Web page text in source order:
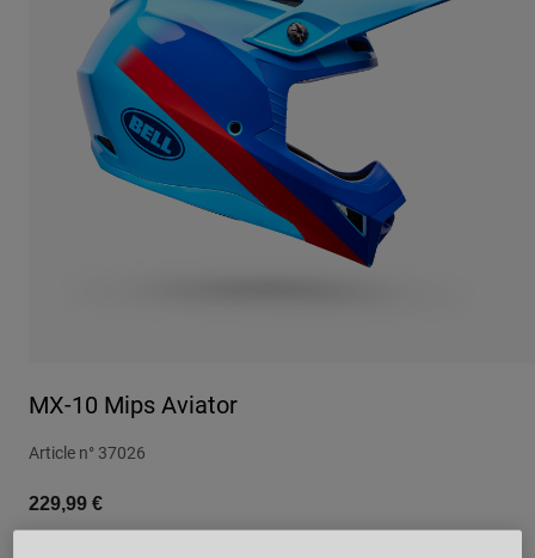
Motocross
Adventure
Rétro
Pièces détachées
Route et Gravel
Urbain
BMX
Pièces détachées
MX-10 Mips Aviator
Article n° 37026
229,99 €